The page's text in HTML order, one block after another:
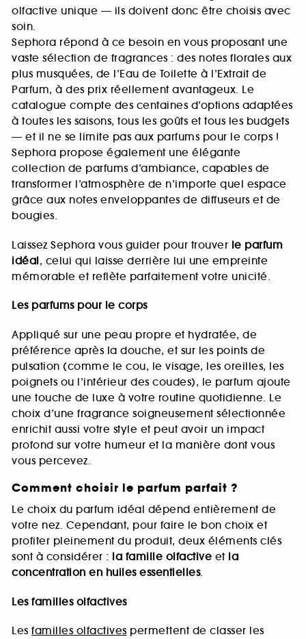
olfactive unique — ils doivent donc être choisis avec
soin.
Sephora répond à ce besoin en vous proposant une
vaste sélection de fragrances : des notes florales aux
plus musquées, de l’Eau de Toilette à l’Extrait de
Parfum, à des prix réellement avantageux. Le
catalogue compte des centaines d’options adaptées
à toutes les saisons, tous les goûts et tous les budgets
— et il ne se limite pas aux parfums pour le corps !
Sephora propose également une élégante
collection de parfums d’ambiance, capables de
transformer l’atmosphère de n’importe quel espace
grâce aux notes enveloppantes de diffuseurs et de
bougies.
Laissez Sephora vous guider pour trouver le parfum
idéal, celui qui laisse derrière lui une empreinte
mémorable et reflète parfaitement votre unicité.
Les parfums pour le corps
Appliqué sur une peau propre et hydratée, de
préférence après la douche, et sur les points de
pulsation (comme le cou, le visage, les oreilles, les
poignets ou l’intérieur des coudes), le parfum ajoute
une touche de luxe à votre routine quotidienne. Le
choix d’une fragrance soigneusement sélectionnée
enrichit aussi votre style et peut avoir un impact
profond sur votre humeur et la manière dont vous
vous percevez.
Comment choisir le parfum parfait ?
Le choix du parfum idéal dépend entièrement de
votre nez. Cependant, pour faire le bon choix et
profiter pleinement du produit, deux éléments clés
sont à considérer : la famille olfactive et la
concentration en huiles essentielles.
Les familles olfactives
Les familles olfactives permettent de classer les